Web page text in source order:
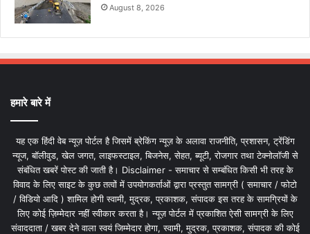
August 8, 2026
हमारे बारे में
यह एक हिंदी वेब न्यूज़ पोर्टल है जिसमें ब्रेकिंग न्यूज़ के अलावा राजनीति, प्रशासन, ट्रेंडिंग
न्यूज, बॉलीवुड, खेल जगत, लाइफस्टाइल, बिजनेस, सेहत, ब्यूटी, रोजगार तथा टेक्नोलॉजी से
संबंधित खबरें पोस्ट की जाती है। Disclaimer - समाचार से सम्बंधित किसी भी तरह के
विवाद के लिए साइट के कुछ तत्वों में उपयोगकर्ताओं द्वारा प्रस्तुत सामग्री ( समाचार / फोटो
/ विडियो आदि ) शामिल होगी स्वामी, मुद्रक, प्रकाशक, संपादक इस तरह के सामग्रियों के
लिए कोई ज़िम्मेदार नहीं स्वीकार करता है। न्यूज़ पोर्टल में प्रकाशित ऐसी सामग्री के लिए
संवाददाता / खबर देने वाला स्वयं जिम्मेदार होगा, स्वामी, मुद्रक, प्रकाशक, संपादक की कोई